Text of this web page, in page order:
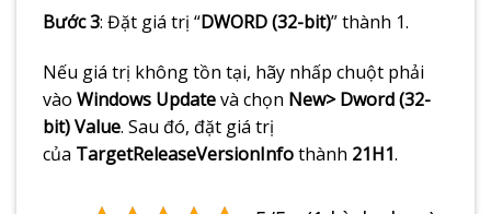
Bước 3: Đặt giá trị “DWORD (32-bit)” thành 1.
Nếu giá trị không tồn tại, hãy nhấp chuột phải
vào Windows Updatevà chọn New> Dword (32-
bit) Value. Sau đó, đặt giá trị
của TargetReleaseVersionInfothành 21H1.